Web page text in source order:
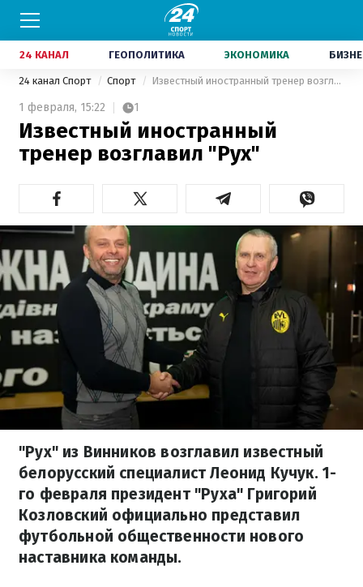
24 КАНАЛ ГЕОПОЛИТИКА ЭКОНОМИКА
24 канал Спорт Спорт Известный иностранный тренер возглавил "Рух"
1 февраля, 15:22 1
Известный иностранный
тренер возглавил "Рух"
"Рух" из Винников возглавил известный
белорусский специалист Леонид Кучук. 1-
го февраля президент "Руха" Григорий
Козловский официально представил
футбольной общественности нового
наставника команды.